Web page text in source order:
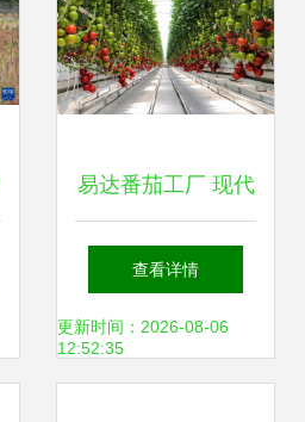
易达番茄工厂 现代
农业种植技术的新
篇章
查看详情
更新时间：2026-08-06
12:52:35